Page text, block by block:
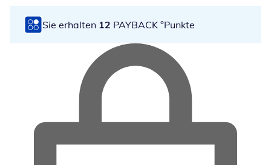
Sie erhalten 12 PAYBACK °Punkte